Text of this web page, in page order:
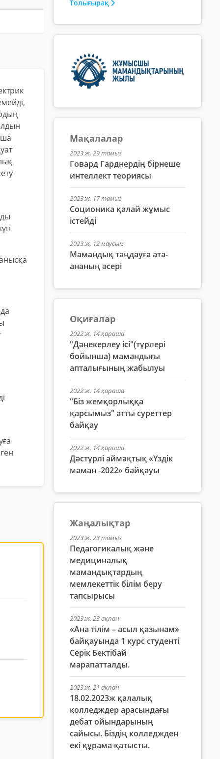
Толығырақ
Мақалалар
2023 ж. 29 тамыз
Говард Гарднердің бірнеше
интеллект теориясы
2023 ж. 17 тамыз
Соционика қалай жұмыс
істейді
2023 ж. 12 маусым
Мамандық таңдауға ата-
ананың әсері
Оқиғалар
2022 ж. 14 қараша
"Дәнекерлеу ісі"(түрлері
бойынша) мамандығы
апталығының жабылуы
2022 ж. 14 қараша
"Біз жемқорлыққа
қарсымыз" атты суреттер
байқау
2022 ж. 14 қараша
Дәстүрлі аймақтық «Үздік
маман -2022» байқауы
Жаңалықтар
2023 ж. 23 тамыз
Педагогикалық және
медициналық
мамандықтардың
мемлекеттік білім беру
тапсырысы
2023 ж. 23 ақпан
«Ана тілім – асыл қазынам»
байқауында 1 курс студенті
Серік Бектібай
марапатталды.
2023 ж. 21 ақпан
18.02.2023ж қалалық
колледждер арасындағы
дебат ойындарының
сайысы. Біздің колледжден
екі құрама қатысты.